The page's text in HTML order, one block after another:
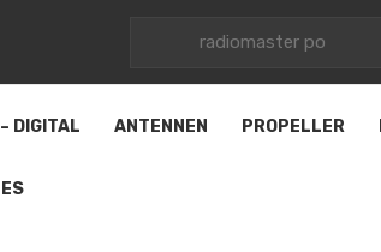
DIGITAL ANTENNEN PROPELLER